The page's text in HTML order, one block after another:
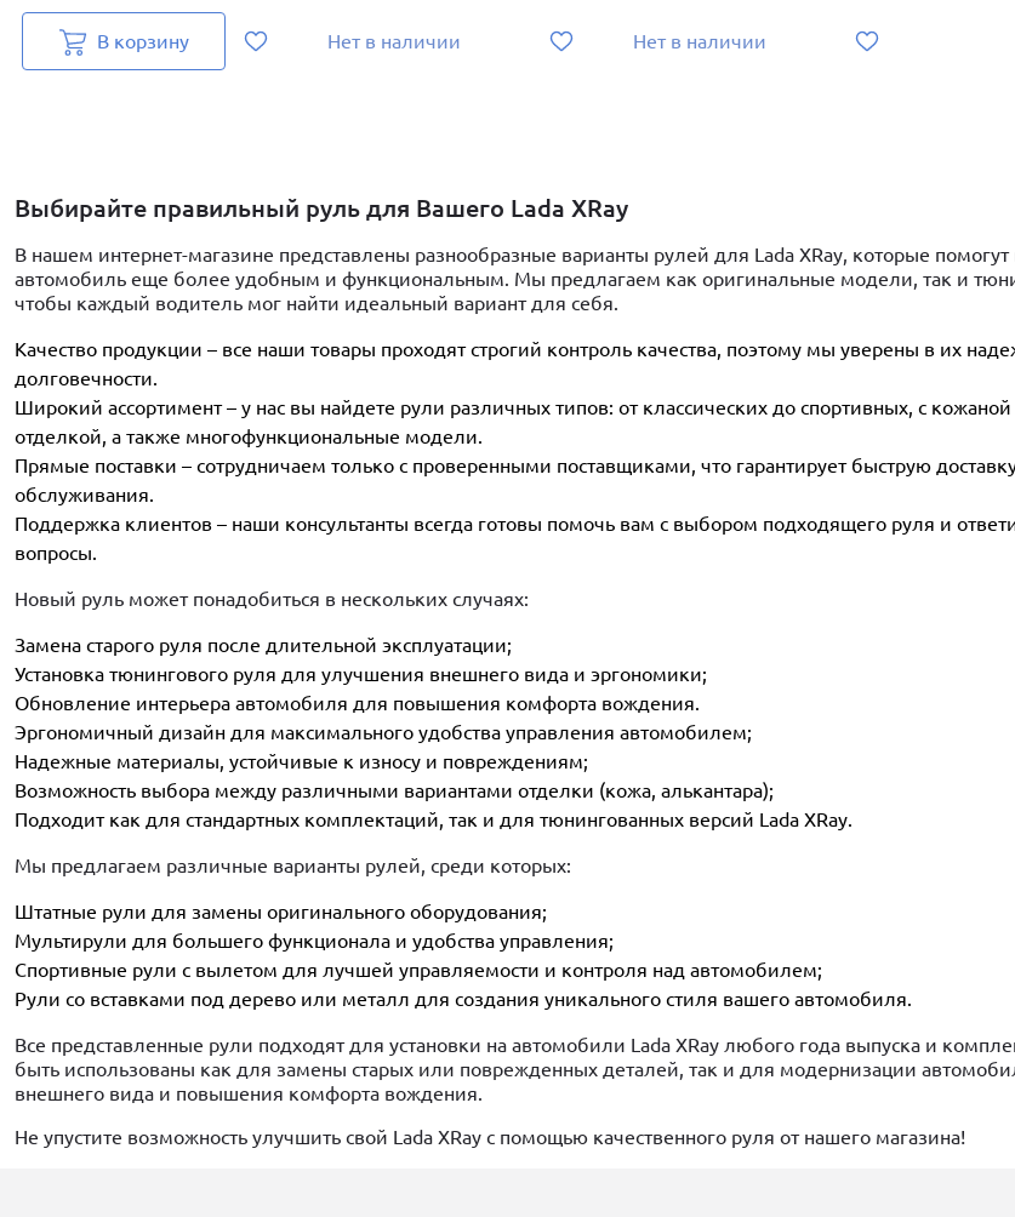
В корзину Нет в наличии Нет в наличии
Выбирайте правильный руль для Вашего Lada XRay
В нашем интернет-магазине представлены разнообразные варианты рулей для Lada XRay, которые
автомобиль еще более удобным и функциональным. Мы предлагаем как оригинальные модели, так и
чтобы каждый водитель мог найти идеальный вариант для себя.
Качество продукции – все наши товары проходят строгий контроль качества, поэтому мы уверены в их
долговечности.
Широкий ассортимент – у нас вы найдете рули различных типов: от классических до спортивных, с
отделкой, а также многофункциональные модели.
Прямые поставки – сотрудничаем только с проверенными поставщиками, что гарантирует быструю
обслуживания.
Поддержка клиентов – наши консультанты всегда готовы помочь вам с выбором подходящего руля и
вопросы.
Новый руль может понадобиться в нескольких случаях:
Замена старого руля после длительной эксплуатации;
Установка тюнингового руля для улучшения внешнего вида и эргономики;
Обновление интерьера автомобиля для повышения комфорта вождения.
Эргономичный дизайн для максимального удобства управления автомобилем;
Надежные материалы, устойчивые к износу и повреждениям;
Возможность выбора между различными вариантами отделки (кожа, алькантара);
Подходит как для стандартных комплектаций, так и для тюнингованных версий Lada XRay.
Мы предлагаем различные варианты рулей, среди которых:
Штатные рули для замены оригинального оборудования;
Мультирули для большего функционала и удобства управления;
Спортивные рули с вылетом для лучшей управляемости и контроля над автомобилем;
Рули со вставками под дерево или металл для создания уникального стиля вашего автомобиля.
Все представленные рули подходят для установки на автомобили Lada XRay любого года выпуска и
быть использованы как для замены старых или поврежденных деталей, так и для модернизации
внешнего вида и повышения комфорта вождения.
Не упустите возможность улучшить свой Lada XRay с помощью качественного руля от нашего магазина!